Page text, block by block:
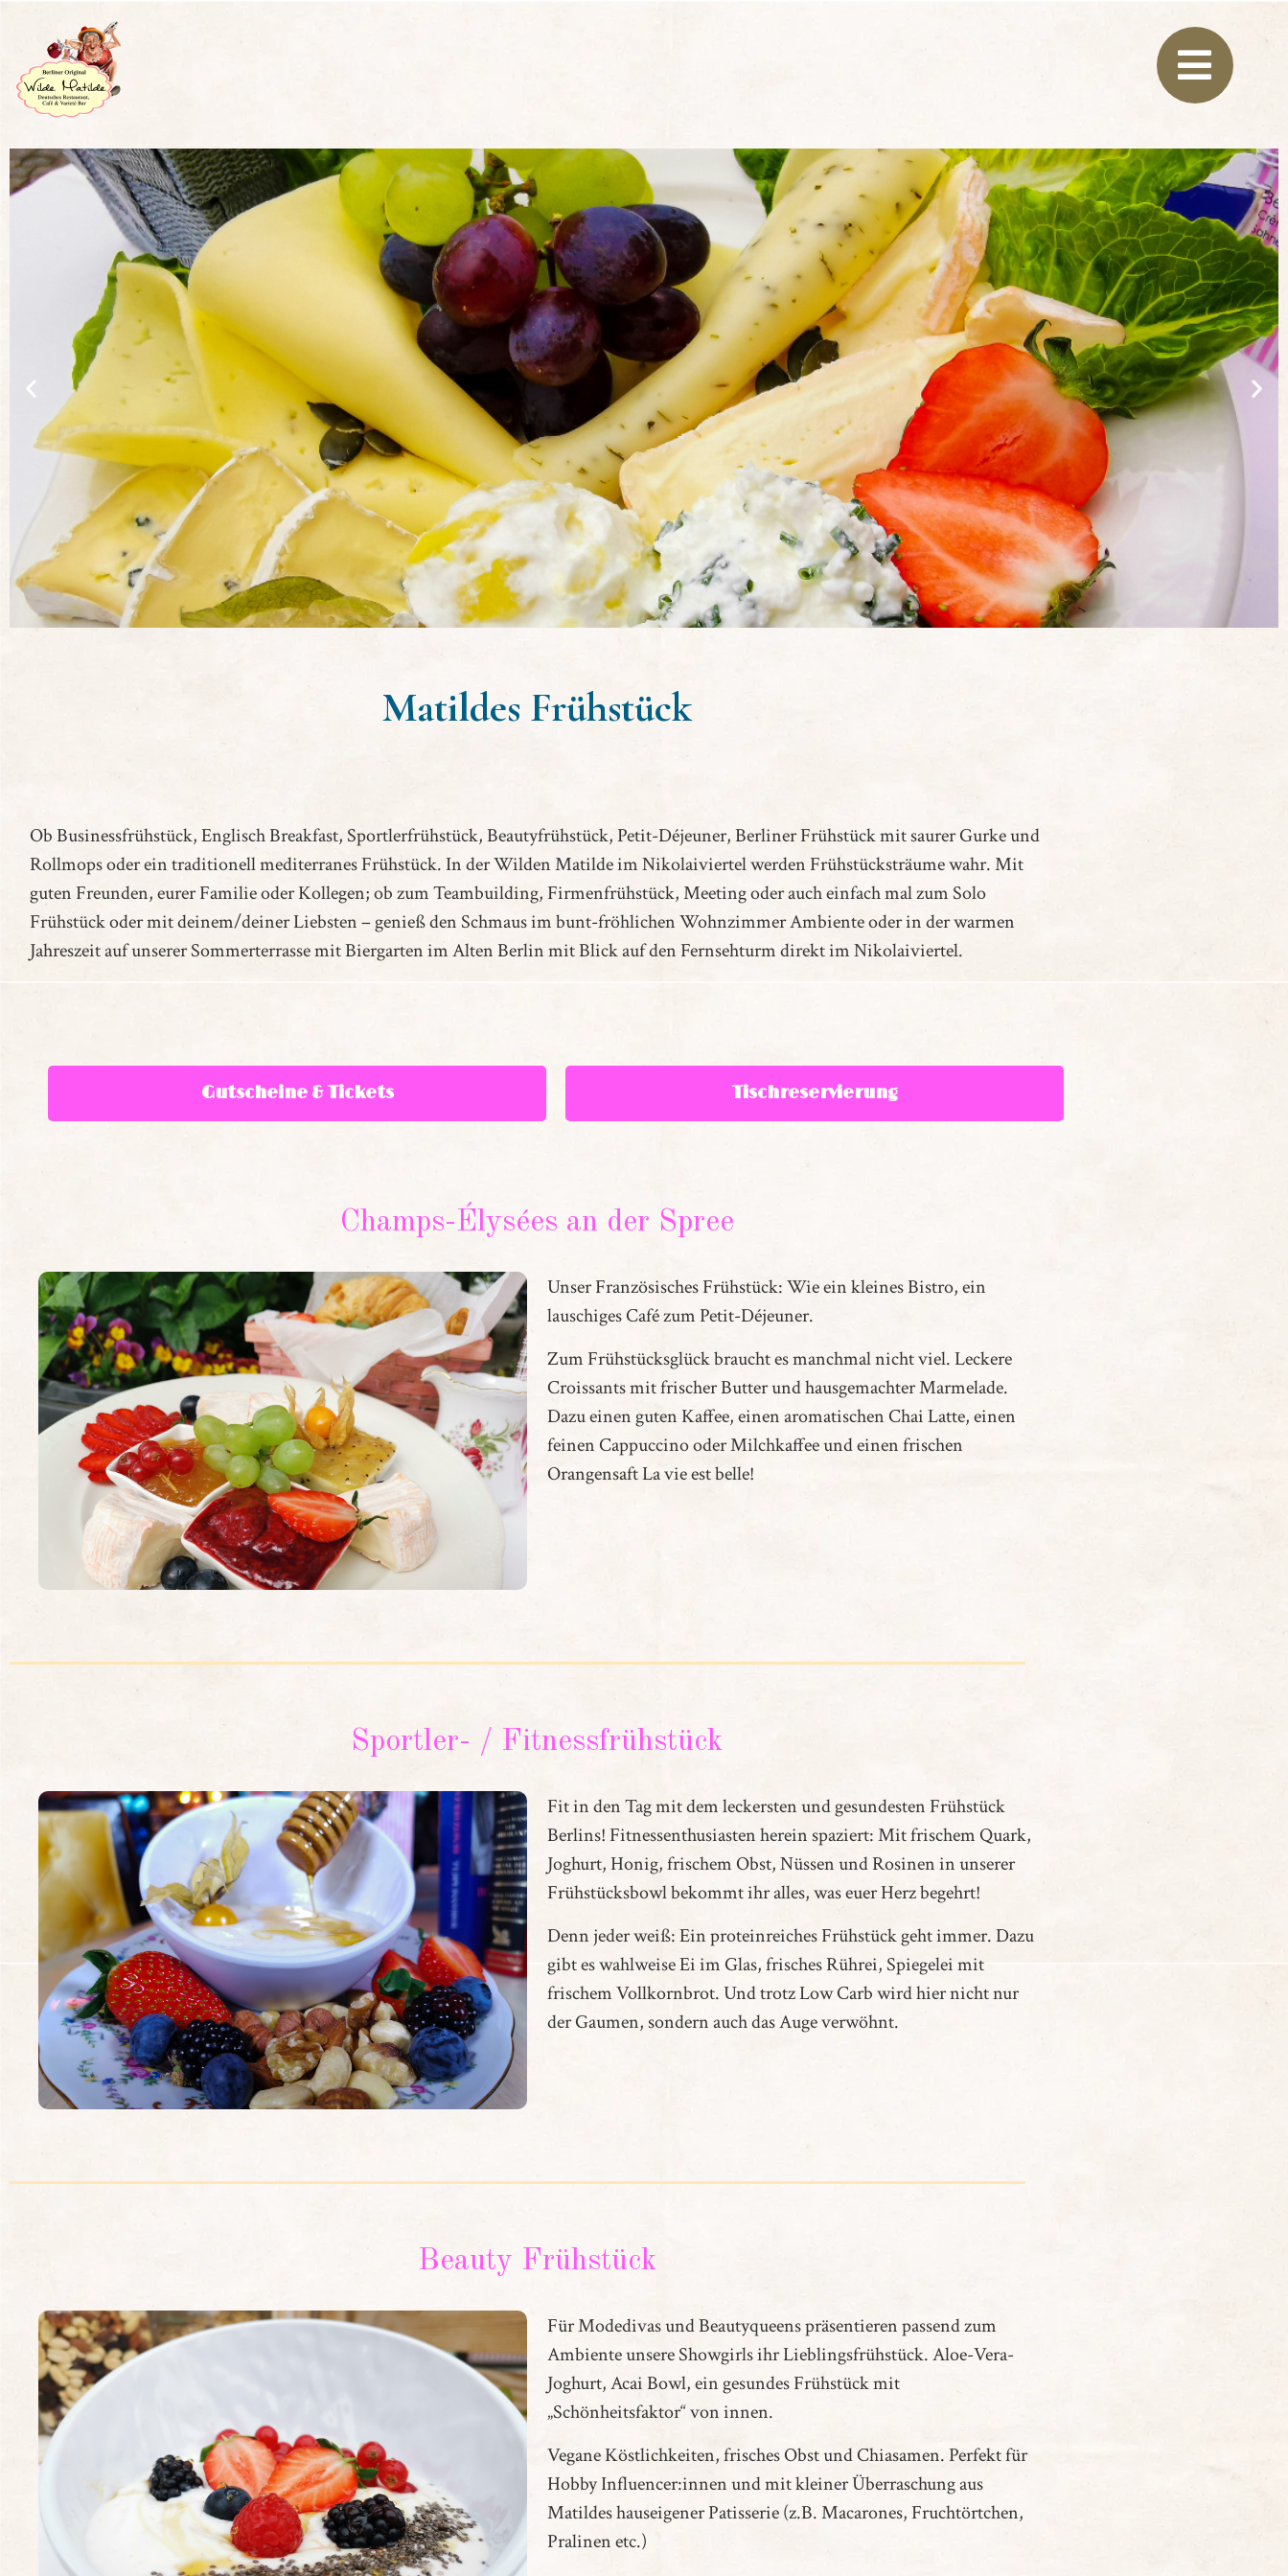
Der perfekte StartMatildes Frühstück
Ob Businessfrühstück, Englisch Breakfast, Sportlerfrühstück, Beautyfrühstück, Petit-Déjeuner, Berliner Frühstück mit saurer Gurke und
Rollmops oder ein traditionell mediterranes Frühstück. In der Wilden Matilde im Nikolaiviertel werden Frühstücksträume wahr. Mit
guten Freunden, eurer Familie oder Kollegen; ob zum Teambuilding, Firmenfrühstück, Meeting oder auch einfach mal zum Solo
Frühstück oder mit deinem/deiner Liebsten – genieß den Schmaus im bunt-fröhlichen Wohnzimmer Ambiente oder in der warmen
Jahreszeit auf unserer Sommerterrasse mit Biergarten im Alten Berlin mit Blick auf den Fernsehturm direkt im Nikolaiviertel.
Gutscheine & Tickets Tischreservierung
Champs-Élysées an der Spree
Unser Französisches Frühstück: Wie ein kleines Bistro, ein
lauschiges Café zum Petit-Déjeuner.
Zum Frühstücksglück braucht es manchmal nicht viel.Leckere
Croissants mit frischer Butter und hausgemachter Marmelade.
Dazu einen guten Kaffee, einen aromatischen Chai Latte, einen
feinen Cappuccino oder Milchkaffee und einen frischen
Orangensaft La vie est belle!
Sportler- / Fitnessfrühstück
Fit in den Tag mit dem leckersten und gesundesten Frühstück
Berlins! Fitnessenthusiasten herein spaziert: Mit frischem Quark,
Joghurt, Honig, frischem Obst, Nüssen und Rosinen in unserer
Frühstücksbowl bekommt ihr alles, was euer Herz begehrt!
Denn jeder weiß: Ein proteinreiches Frühstück geht immer. Dazu
gibt es wahlweise Ei im Glas, frisches Rührei, Spiegelei mit
frischem Vollkornbrot. Und trotz Low Carb wird hier nicht nur
der Gaumen, sondern auch das Auge verwöhnt.
Beauty Frühstück
Für Modedivas und Beautyqueens präsentieren passend zum
Ambiente unsere Showgirls ihr Lieblingsfrühstück. Aloe-Vera-
Joghurt, Acai Bowl, ein gesundes Frühstück mit
„Schönheitsfaktor“ von innen.
Vegane Köstlichkeiten, frisches Obst und Chiasamen. Perfekt für
Hobby Influencer:innen und mit kleiner Überraschung aus
Matildes hauseigener Patisserie (z.B. Macarones, Fruchtörtchen,
Pralinen etc.)